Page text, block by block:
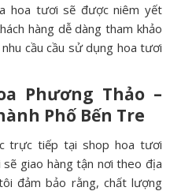
hoa tươi sẽ được niêm yết
hàng dễ dàng tham khảo
cầu cầu sử dụng hoa tươi
Phương Thảo –
Phố Bến Tre
trực tiếp tại shop hoa tươi
giao hàng tận nơi theo địa
đảm bảo rằng, chất lượng